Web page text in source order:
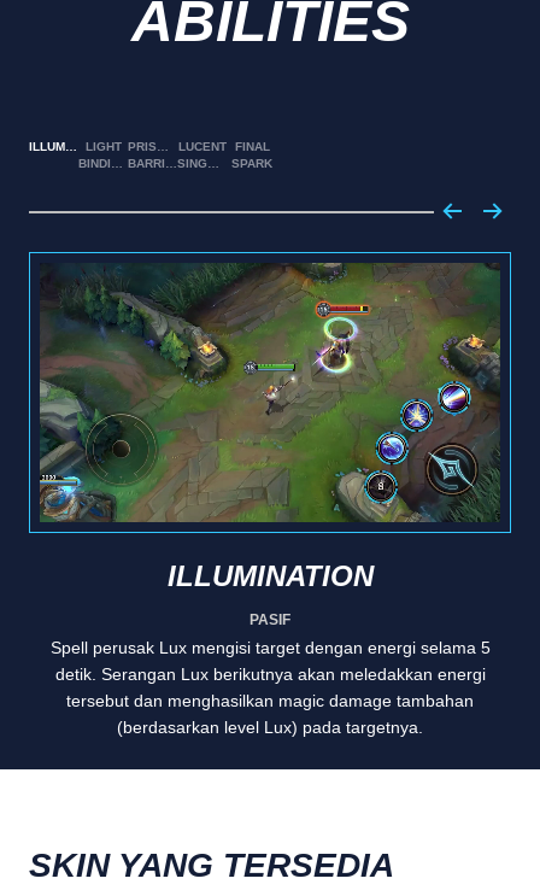
ABILITIES
LIGHT PRISMATIC
BARRIER
LUCENT
FINAL
SPARK
ILLUMINATION
PASIF
Spell perusak Lux mengisi target dengan energi selama 5
detik. Serangan Lux berikutnya akan meledakkan energi
tersebut dan menghasilkan magic damage tambahan
(berdasarkan level Lux) pada targetnya.
SKIN YANG TERSEDIA